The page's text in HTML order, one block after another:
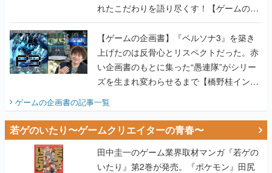
れたこだわりを語り尽くす！【ゲームの企
画書】
【ゲームの企画書】『ペルソナ3』を築き
上げたのは反骨心とリスペクトだった。赤
い企画書のもとに集った“愚連隊”がシリー
ズを生まれ変わらせるまで【橋野桂インタ
ゲームの企画書の記事一覧
若ゲのいたり〜ゲームクリエイターの青春〜
田中圭一のゲーム業界取材マンガ『若ゲの
いたり』第2巻が発売。『ポケモン』田尻